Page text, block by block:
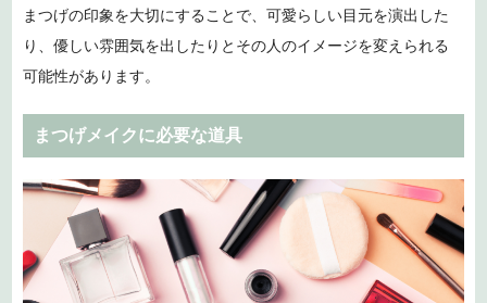
まつげの印象を大切にすることで、可愛らしい目元を演出した
り、優しい雰囲気を出したりとその人のイメージを変えられる
可能性があります。
まつげメイクに必要な道具